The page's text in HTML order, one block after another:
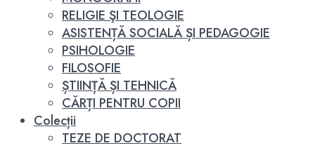
RELIGIE ŞI TEOLOGIE
ASISTENȚĂ SOCIALĂ ȘI PEDAGOGIE
PSIHOLOGIE
FILOSOFIE
ȘTIINȚĂ ȘI TEHNICĂ
CĂRȚI PENTRU COPII
Colecții
TEZE DE DOCTORAT